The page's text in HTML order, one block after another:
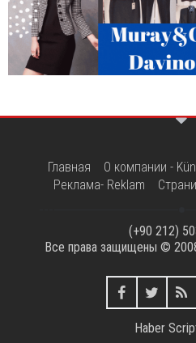
Главная О компании -
Реклама- Reklam
(+90 212)
Все права защищены ©
Haber